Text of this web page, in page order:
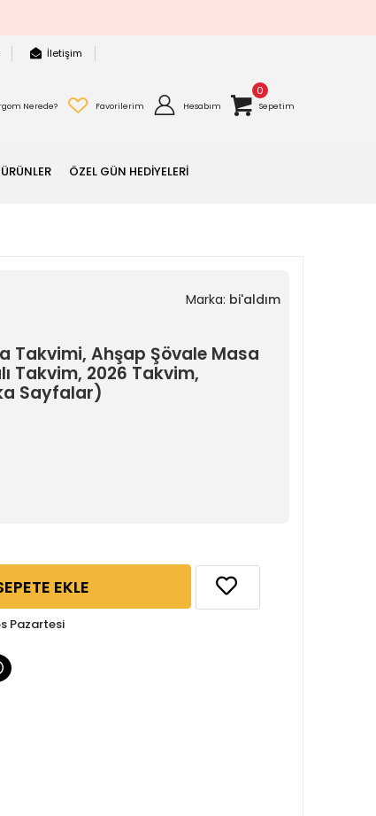
İletişim
Nerede? Favorilerim Hesabım
0
Sepetim
ÖZEL GÜN HEDİYELERİ
Marka: bi'aldım
Takvimi, Ahşap Şövale Masa
Takvim, 2026 Takvim,
Sayfalar)
SEPETE EKLE
Pazartesi